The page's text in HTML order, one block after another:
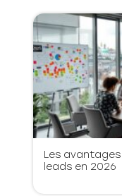
Les
leads en 2026